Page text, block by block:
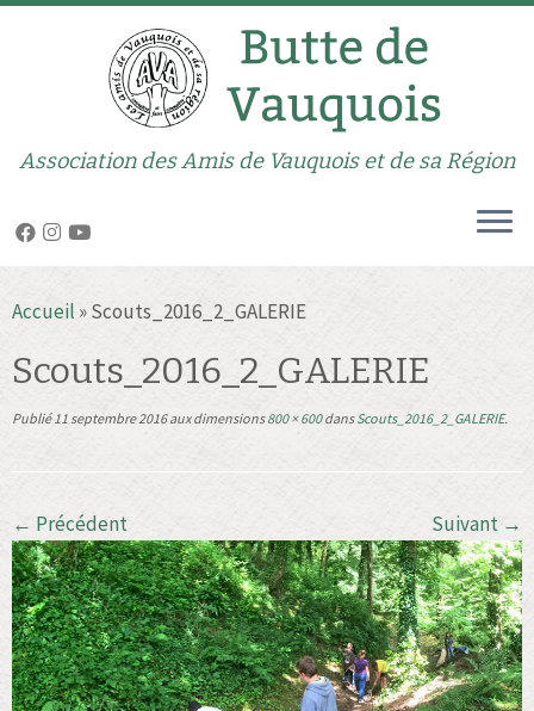
au
Association des Amis de Vauquois et de sa Région
Accueil »Scouts_2016_2_GALERIE
Scouts_2016_2_GALERIE
Publié 11 septembre 2016aux dimensions800 × 600dansScouts_2016_2_GALERIE.
← Précédent Suivant →